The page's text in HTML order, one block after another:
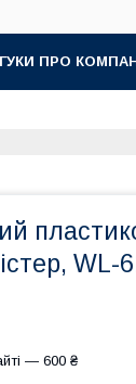
ПРО
WL-
— 600 ₴